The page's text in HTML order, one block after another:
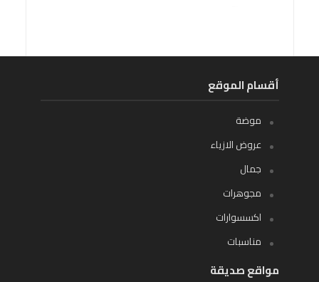
أقسام الموقع
موضة
عروض الازياء
جمال
مجوهرات
اكسسوارات
مناسبات
مواقع صديقة